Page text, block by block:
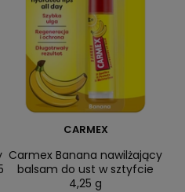
CARMEX
Carmex Banana nawilżający
balsam do ust w sztyfcie
4,25 g